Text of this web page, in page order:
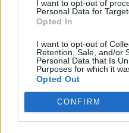
I want to opt-out of
Personal Data for
Opted In
I want to opt-out of
Retention, Sale, and/or
Personal Data that Is
Purposes for which it
Opted Out
CONFIRM